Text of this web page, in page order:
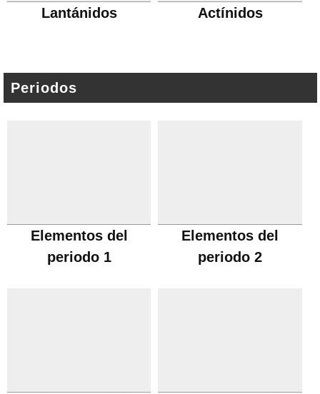
Lantánidos Actínidos
Periodos
Elementos del
periodo 1
Elementos del
periodo 2